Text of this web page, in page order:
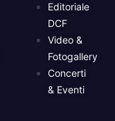
Editoriale
DCF
Video &
Fotogallery
Concerti
& Eventi